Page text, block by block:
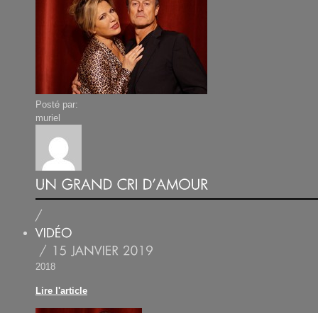
Posté par:
muriel
2018
Lire l'article